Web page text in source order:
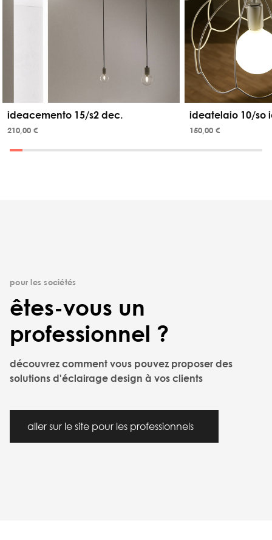
ideacemento 15/s2 dec.
210,00 €
ideatelaio 10/so
150,00 €
pour les sociétés
êtes-vous un
professionnel ?
découvrez comment vous pouvez proposer des
solutions d'éclairage design à vos clients
aller sur le site pour les professionnels